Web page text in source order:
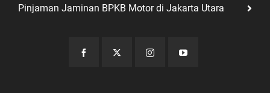
Pinjaman Jaminan BPKB Motor di Jakarta Utara